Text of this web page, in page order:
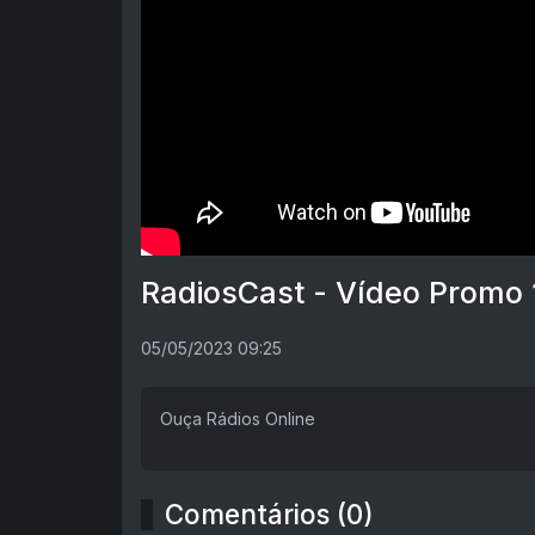
RadiosCast - Vídeo Promo
05/05/2023 09:25
Ouça Rádios Online
Comentários (0)